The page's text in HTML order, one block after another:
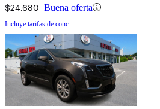
$24,680 Buena oferta
Incluye tarifas de conc.